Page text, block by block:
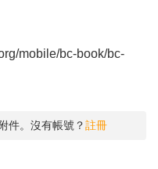
mobile/bc-book/bc-
件。沒有帳號？註冊